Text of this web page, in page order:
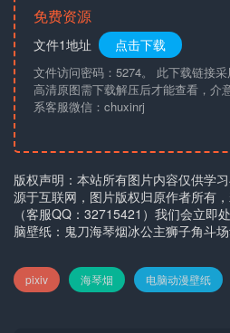
免费资源
文件1地址 点击下载
文件访问密码：5274。 此下载链接
高清原图需下载解压后才能查看，介
系客服微信：chuxinrj
版权声明：本站所有图片内容仅供学
源于互联网，图片版权归原作者所有
（客服QQ：32715421）我们会立即处
脑壁纸：鬼刀海琴烟冰公主狮子角斗
pixiv 海琴烟 电脑动漫壁纸